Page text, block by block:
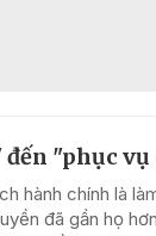
"phục vụ
hành chính là
đã gần họ